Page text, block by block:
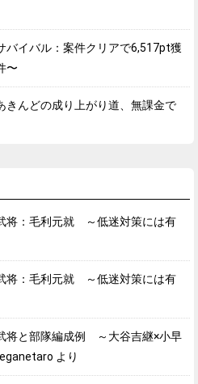
バイバル：案件クリアで6,517pt獲
〜
きんどの成り上がり道、無課金で
将：毛利元就 ～低迷対策には有
将：毛利元就 ～低迷対策には有
将と部隊編成例 ～大谷吉継×小早
より